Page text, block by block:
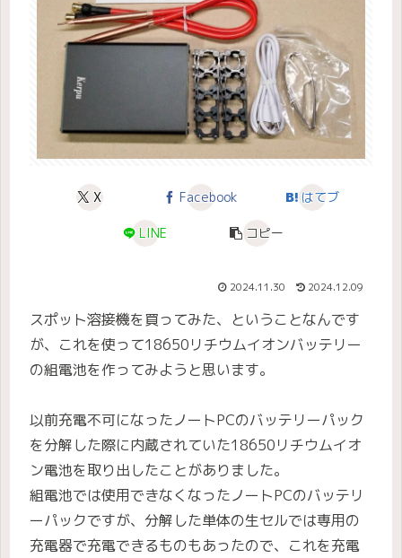
X Facebook はてブ
LINE コピー
2024.11.30 2024.12.09
スポット溶接機を買ってみた、ということなんです
が、これを使って18650リチウムイオンバッテリー
の組電池を作ってみようと思います。
以前充電不可になったノートPCのバッテリーパック
を分解した際に内蔵されていた18650リチウムイオ
ン電池を取り出したことがありました。
組電池では使用できなくなったノートPCのバッテリ
ーパックですが、分解した単体の生セルでは専用の
充電器で充電できるものもあったので、これを充電